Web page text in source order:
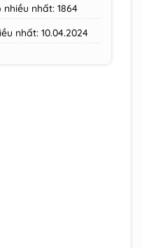
nhất: 1864
nhất: 10.04.2024